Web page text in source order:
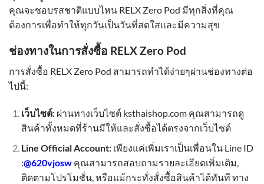
คุณจะชอบรสชาติแบบไหน RELX Zero Pod มีทุกสิ่งที่คุณ
ต้องการเพื่อทำให้ทุกวันเป็นวันที่สดใสและมีความสุข
ช่องทางในการสั่งซื้อ RELX Zero Pod
การสั่งซื้อ RELX Zero Pod สามารถทำได้ง่ายๆผ่านช่องทางต่อ
ไปนี้:
เว็บไซต์:ผ่านทางเว็บไซต์ ksthaishop.com คุณสามารถดู
สินค้าทั้งหมดที่ร้านมีให้และสั่งซื้อได้ตรงจากเว็บไซต์
Line Official Account:เพียงแค่เพิ่มเราเป็นเพื่อนใน Line ID
:@620vjosw คุณสามารถสอบถามรายละเอียดเพิ่มเติม,
ติดตามโปรโมชั่น, หรือแม้กระทั่งสั่งซื้อสินค้าได้ทันที ทาง